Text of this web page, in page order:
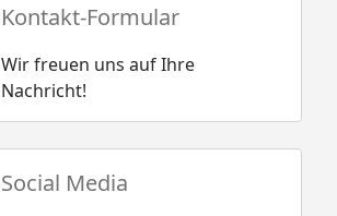
Kontakt-Formular
Wir freuen uns auf Ihre
Nachricht!
Social Media